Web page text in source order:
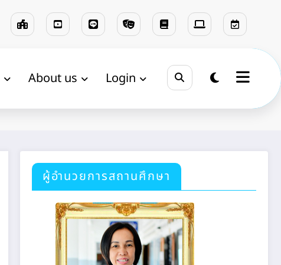
About us Login
Home
ผู้อำนวยการสถานศึกษา